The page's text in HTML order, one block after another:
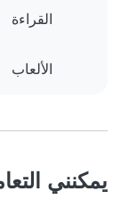
القراءة
الألعاب
يمكنني